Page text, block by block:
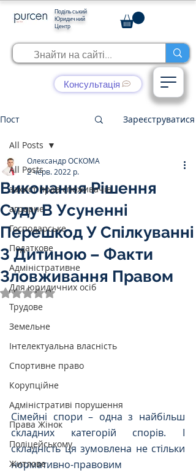
Подільський
Юридичний
Центр
Консультація
Пост Зареєструватися
All Posts
захист прав споживачів
аграрне
Господарське
Податкове
Адміністративне
Для юридичних осіб
Трудове
Земельне
Інтелектуальна власність
Спортивне право
Корупційне
Адміністративі порушення
Права Жінок
Поліцейському
Житлове
All Posts
Виконання Рішення
Суду В Усуненні
Перешкод У Спілкуванні
З Дитиною – Факти
Зловживання Правом
Олександр ОСКОМА
2 черв. 2022 р.
Оцінка: NaN з 5 зірок.
Сімейні спори – одна з найбільш
складних категорій спорів. І
складність ця зумовлена не стільки
нормативно-правовим